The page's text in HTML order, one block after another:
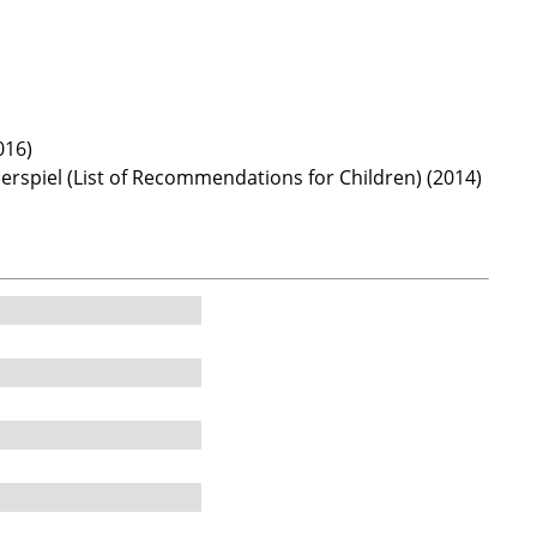
(List of Recommendations for Children) (2014)